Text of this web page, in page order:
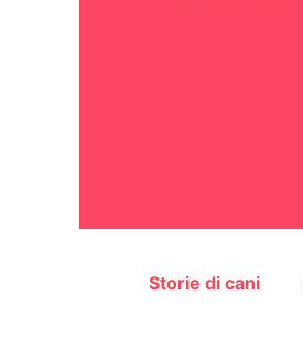
Storie di cani